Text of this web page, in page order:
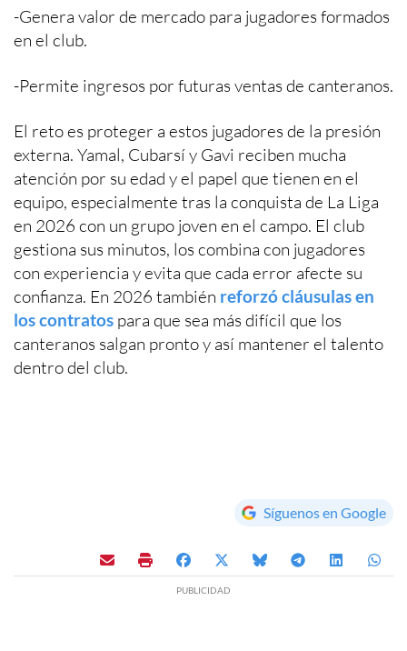
-Genera valor de mercado para jugadores formados
en el club.
-Permite ingresos por futuras ventas de canteranos.
El reto es proteger a estos jugadores de la presión
externa. Yamal, Cubarsí y Gavi reciben mucha
atención por su edad y el papel que tienen en el
equipo, especialmente tras la conquista de La Liga
en 2026 con un grupo joven en el campo. El club
gestiona sus minutos, los combina con jugadores
con experiencia y evita que cada error afecte su
confianza. En 2026 también reforzó cláusulas en
los contratos para que sea más difícil que los
canteranos salgan pronto y así mantener el talento
dentro del club.
Síguenos en Google